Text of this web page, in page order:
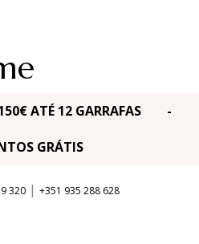
150€ ATÉ 12 GARRAFAS -
GRÁTIS
320 | +351 935 288 628